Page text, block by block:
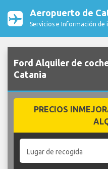
Aeropuerto de
Servicios e Información
Ford Alquiler de
Catania
PRECIOS
Lugar de recogida